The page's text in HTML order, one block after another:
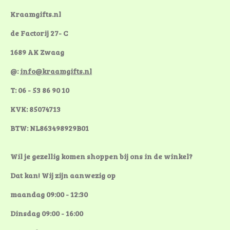
Kraamgifts.nl
de Factorij 27- C
1689 AK Zwaag
@:info@kraamgifts.nl
T: 06 - 53 86 90 10
KVK: 85074713
BTW: NL863498929B01
Wil je gezellig komen shoppen bij ons in de winkel?
Dat kan! Wij zijn aanwezig op
maandag 09:00 - 12:30
Dinsdag 09:00 - 16:00